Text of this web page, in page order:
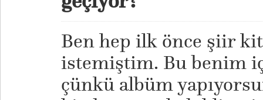
Ben hep ilk önce şiir
istemiştim. Bu benim
çünkü albüm